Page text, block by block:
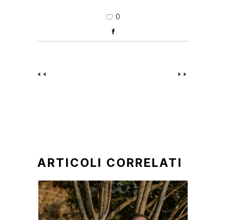
0
<< >>
ARTICOLI CORRELATI